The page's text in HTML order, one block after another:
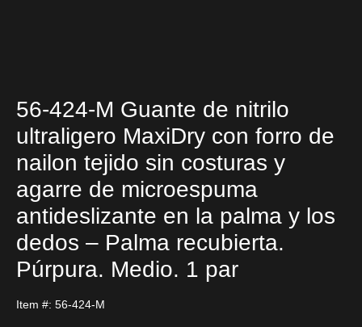
56-424-M Guante de nitrilo
ultraligero MaxiDry con forro de
nailon tejido sin costuras y
agarre de microespuma
antideslizante en la palma y los
dedos – Palma recubierta.
Púrpura. Medio. 1 par
Item #: 56-424-M